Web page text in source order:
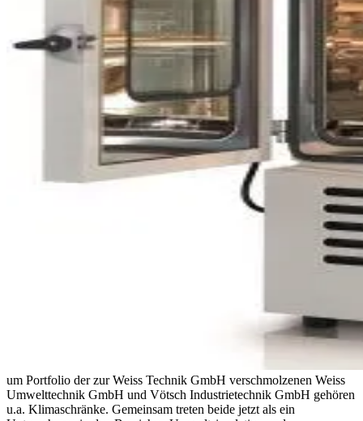
um Portfolio der zur Weiss Technik GmbH verschmolzenen Weiss
Umwelttechnik GmbH und Vötsch Industrietechnik GmbH gehören
u.a. Klimaschränke. Gemeinsam treten beide jetzt als ein